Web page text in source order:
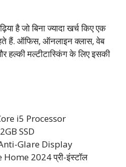
है जो बिना ज्यादा खर्च किए एक
हैं. ऑफिस, ऑनलाइन क्लास, वेब
हल्की मल्टीटास्किंग के लिए इसकी
i5 Processor
SSD
Glare Display
2024 प्री-इंस्टॉल